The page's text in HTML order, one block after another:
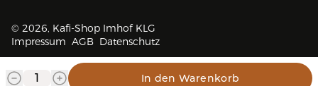
In den Warenkorb
© 2026, Kafi-Shop Imhof KLG
Impressum AGB Datenschutz